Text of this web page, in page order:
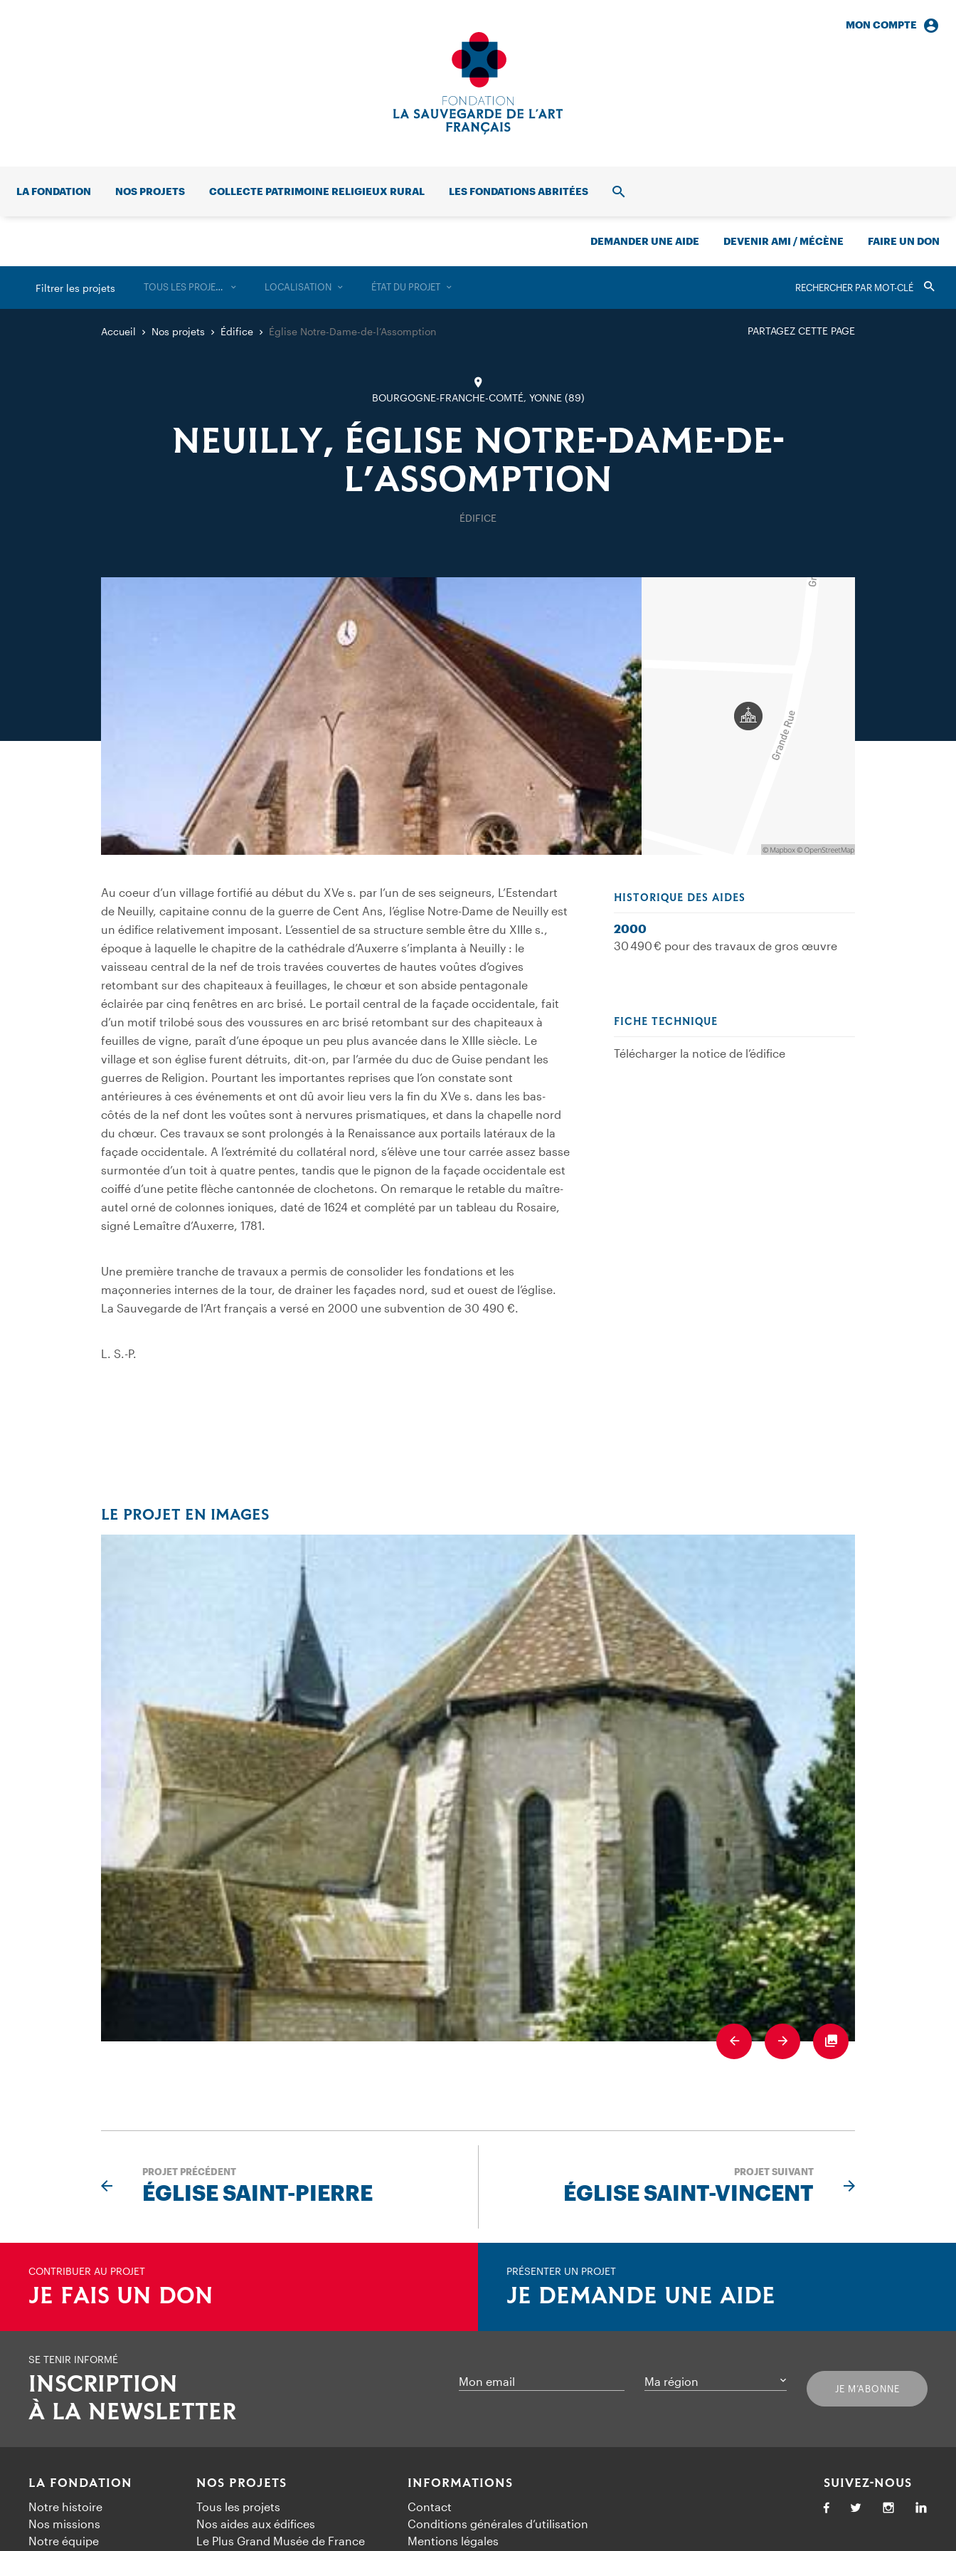
MON COMPTE
LA FONDATION NOS PROJETS COLLECTE PATRIMOINE RELIGIEUX RURAL LES FONDATIONS ABRITÉES RECHERCHE
DEMANDER UNE AIDE DEVENIR AMI / MÉCÈNE FAIRE UN DON
Filtrer les projets
Valider
TOUS LES PROJETS LOCALISATION ÉTAT DU PROJET
PARTAGEZ CETTE PAGE
Accueil Nos projets Édifice Église Notre-Dame-de-l’Assomption
BOURGOGNE-FRANCHE-COMTÉ, YONNE (89)
NEUILLY, ÉGLISE NOTRE-DAME-DE-
L’ASSOMPTION
ÉDIFICE
Au coeur d’un village fortifié au début du XVe s. par l’un de ses seigneurs, L’Estendart
de Neuilly, capitaine connu de la guerre de Cent Ans, l’église Notre-Dame de Neuilly est
un édifice relativement imposant. L’essentiel de sa structure semble être du XIIIe s.,
époque à laquelle le chapitre de la cathédrale d’Auxerre s’implanta à Neuilly : le
vaisseau central de la nef de trois travées couvertes de hautes voûtes d’ogives
retombant sur des chapiteaux à feuillages, le chœur et son abside pentagonale
éclairée par cinq fenêtres en arc brisé. Le portail central de la façade occidentale, fait
d’un motif trilobé sous des voussures en arc brisé retombant sur des chapiteaux à
feuilles de vigne, paraît d’une époque un peu plus avancée dans le XIIIe siècle. Le
village et son église furent détruits, dit-on, par l’armée du duc de Guise pendant les
guerres de Religion. Pourtant les importantes reprises que l’on constate sont
antérieures à ces événements et ont dû avoir lieu vers la fin du XVe s. dans les bas-
côtés de la nef dont les voûtes sont à nervures prismatiques, et dans la chapelle nord
du chœur. Ces travaux se sont prolongés à la Renaissance aux portails latéraux de la
façade occidentale. A l’extrémité du collatéral nord, s’élève une tour carrée assez basse
surmontée d’un toit à quatre pentes, tandis que le pignon de la façade occidentale est
coiffé d’une petite flèche cantonnée de clochetons. On remarque le retable du maître-
autel orné de colonnes ioniques, daté de 1624 et complété par un tableau du Rosaire,
signé Lemaître d’Auxerre, 1781.
Une première tranche de travaux a permis de consolider les fondations et les
maçonneries internes de la tour, de drainer les façades nord, sud et ouest de l’église.
La Sauvegarde de l’Art français a versé en 2000 une subvention de 30 490 €.
L. S.-P.
HISTORIQUE DES AIDES
2000
30 490 € pour des travaux de gros œuvre
FICHE TECHNIQUE
Télécharger la notice de l’édifice
LE PROJET EN IMAGES
PreviousNext Fullscreen
PROJET PRÉCÉDENT
ÉGLISE SAINT-PIERRE
PROJET SUIVANT
ÉGLISE SAINT-VINCENT
CONTRIBUER AU PROJET
JE FAIS UN DON
PRÉSENTER UN PROJET
JE DEMANDE UNE AIDE
SE TENIR INFORMÉ
INSCRIPTION
À LA NEWSLETTER
Mon email Ma région
JE M’ABONNE
LA FONDATION
Notre histoire
Nos missions
Notre équipe
NOS PROJETS
Tous les projets
Nos aides aux édifices
Le Plus Grand Musée de France
INFORMATIONS
Contact
Conditions générales d’utilisation
Mentions légales
SUIVEZ-NOUS
Facebook
Twitter